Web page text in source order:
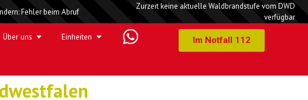
Fehler beim Abruf
Zurzeit keine aktuelle Waldbrandstufe vom DWD
verfügbar
Über uns Einheiten Im Notfall 112